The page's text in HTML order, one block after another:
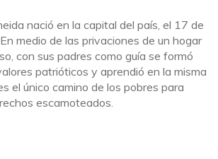
nació en la capital del país, el 17 de
medio de las privaciones de un hogar
con sus padres como guía se formó
patrióticos y aprendió en la misma
el único camino de los pobres para
escamoteados.